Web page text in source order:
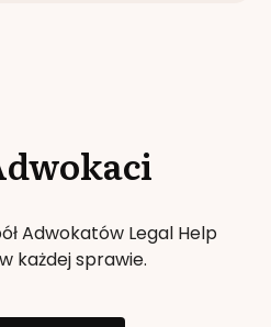
Adwokatów Legal Help
każdej sprawie.